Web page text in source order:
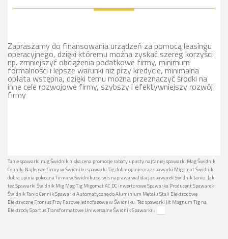
Zapraszamy do finansowania urządzeń za pomocą leasingu
operacyjnego, dzięki któremu można zyskać szereg korzyści
np. zmniejszyć obciążenia podatkowe firmy, minimum
formalności i lepsze warunki niż przy kredycie, minimalna
opłata wstępna, dzięki temu można przeznaczyć środki na
inne cele rozwojowe firmy, szybszy i efektywniejszy rozwój
firmy
Tanie spawarki mig Świdnik niska cena promocje rabaty upusty najtaniej spawarki Mag Świdnik
Cennik. Najlepsze firmy w Świdniku spawarki Tig dobre opinie oraz spawarki Migomat Świdnik
dobra opinia polecana firma w Świdniku serwis naprawa walidacja spawarek Świdnik tanio. Jak
też Spawarki Świdnik Mig Mag Tig Migomat AC DC inwertorowe Spawarka Producent Spawarek
Świdnik Tanio Cennik Spawarki Automatyczne do Aluminium Metalu Stali Elektrodowe
Elektryczne Fronius Trzy Fazowe Jednofazowe w Świdniku. Też spawarki Jlt Magnum Tig na
Elektrody Spartus Transformatowe Uniwersalne Świdnik Spawarki.: